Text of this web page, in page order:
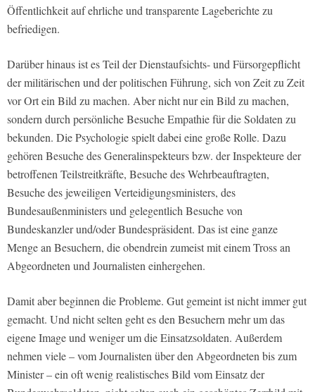
Öffentlichkeit auf ehrliche und transparente Lageberichte zu
befriedigen.
Darüber hinaus ist es Teil der Dienstaufsichts- und Fürsorgepflicht
der militärischen und der politischen Führung, sich von Zeit zu Zeit
vor Ort ein Bild zu machen. Aber nicht nur ein Bild zu machen,
sondern durch persönliche Besuche Empathie für die Soldaten zu
bekunden. Die Psychologie spielt dabei eine große Rolle. Dazu
gehören Besuche des Generalinspekteurs bzw. der Inspekteure der
betroffenen Teilstreitkräfte, Besuche des Wehrbeauftragten,
Besuche des jeweiligen Verteidigungsministers, des
Bundesaußenministers und gelegentlich Besuche von
Bundeskanzler und/oder Bundespräsident. Das ist eine ganze
Menge an Besuchern, die obendrein zumeist mit einem Tross an
Abgeordneten und Journalisten einhergehen.
Damit aber beginnen die Probleme. Gut gemeint ist nicht immer gut
gemacht. Und nicht selten geht es den Besuchern mehr um das
eigene Image und weniger um die Einsatzsoldaten. Außerdem
nehmen viele – vom Journalisten über den Abgeordneten bis zum
Minister – ein oft wenig realistisches Bild vom Einsatz der